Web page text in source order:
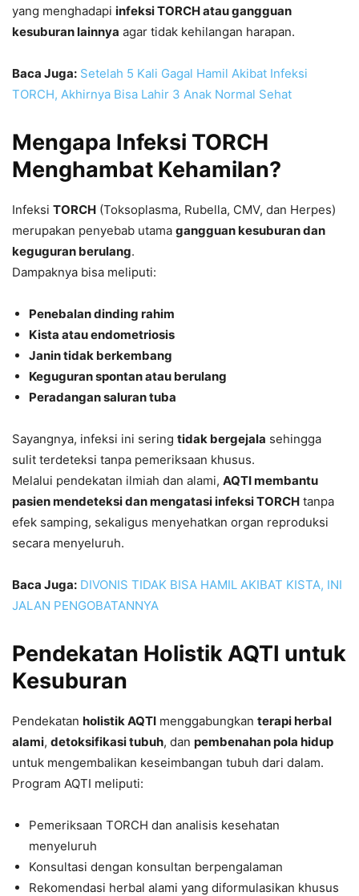
yang menghadapi infeksi TORCH atau gangguan
kesuburan lainnya agar tidak kehilangan harapan.
Baca Juga: Setelah 5 Kali Gagal Hamil Akibat Infeksi
TORCH, Akhirnya Bisa Lahir 3 Anak Normal Sehat
Mengapa Infeksi TORCH
Menghambat Kehamilan?
Infeksi TORCH (Toksoplasma, Rubella, CMV, dan Herpes)
merupakan penyebab utama gangguan kesuburan dan
keguguran berulang.
Dampaknya bisa meliputi:
Penebalan dinding rahim
Kista atau endometriosis
Janin tidak berkembang
Keguguran spontan atau berulang
Peradangan saluran tuba
Sayangnya, infeksi ini sering tidak bergejala sehingga
sulit terdeteksi tanpa pemeriksaan khusus.
Melalui pendekatan ilmiah dan alami, AQTI membantu
pasien mendeteksi dan mengatasi infeksi TORCH tanpa
efek samping, sekaligus menyehatkan organ reproduksi
secara menyeluruh.
Baca Juga: DIVONIS TIDAK BISA HAMIL AKIBAT KISTA, INI
JALAN PENGOBATANNYA
Pendekatan Holistik AQTI untuk
Kesuburan
Pendekatan holistik AQTI menggabungkan terapi herbal
alami, detoksifikasi tubuh, dan pembenahan pola hidup
untuk mengembalikan keseimbangan tubuh dari dalam.
Program AQTI meliputi:
Pemeriksaan TORCH dan analisis kesehatan
menyeluruh
Konsultasi dengan konsultan berpengalaman
Rekomendasi herbal alami yang diformulasikan khusus